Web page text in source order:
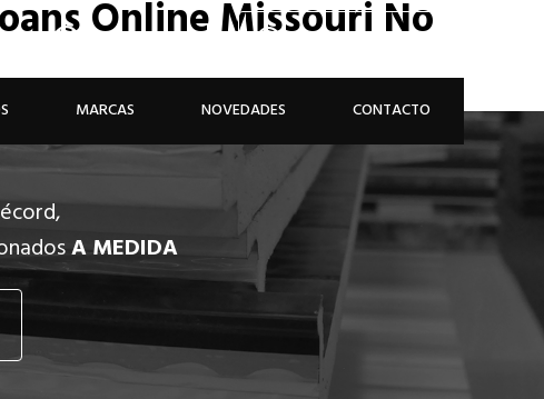
926 81 48 68 ÁREA PROFESIONAL
MARCAS NOVEDADES CONTACTO
Online Missouri No
A MEDIDA